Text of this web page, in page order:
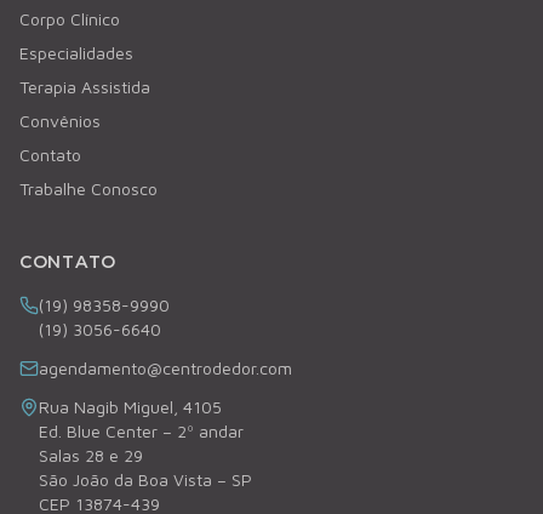
Corpo Clínico
Especialidades
Terapia Assistida
Convênios
Contato
Trabalhe Conosco
CONTATO
(19) 98358-9990
(19) 3056-6640
agendamento@centrodedor.com
Rua Nagib Miguel, 4105
Ed. Blue Center – 2º andar
Salas 28 e 29
São João da Boa Vista – SP
CEP 13874-439